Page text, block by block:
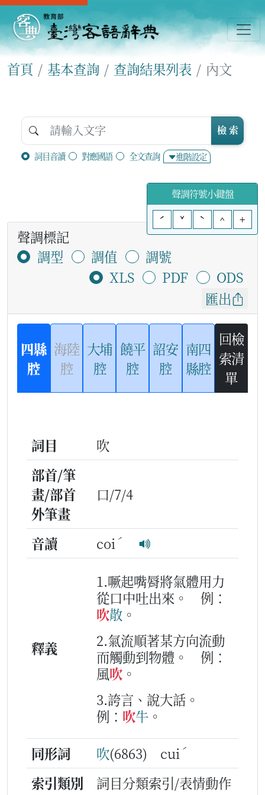
首頁 基本查詢 查詢結果列表 內文
詞目音讀 對應國語 全文查詢 進階設定
檢 索
聲調符號小鍵盤
ˊ
ˇ ˋ ^ +
聲調標記
調型
調值
調號
XLS
PDF
ODS
匯出
四縣
腔
海陸
腔
大埔
腔
饒平
腔
詔安
腔
南四
縣腔
回檢
索清
單
詞目
吹
部首/筆
畫/部首
外筆畫
口/7/4
音讀 coi ˊ
釋義
1.噘起嘴脣將氣體用力
從口中吐出來。
例：
吹散 。
2.氣流順著某方向流動
而觸動到物體。
例：
風吹 。
3.誇言、說大話。
例： 吹牛 。
同形詞
吹(6863) cui ˊ
索引類別 詞目分類索引/表情動作